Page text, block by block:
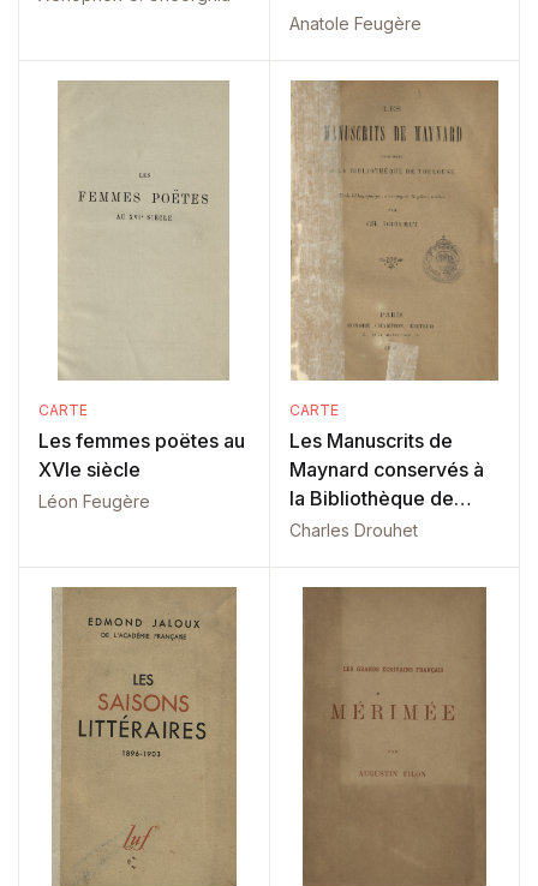
siècle
Anatole Feugère
CARTE
Les femmes poëtes au
XVIe siècle
Léon Feugère
CARTE
Les Manuscrits de
Maynard conservés à
la Bibliothèque de
Toulouse
Charles Drouhet